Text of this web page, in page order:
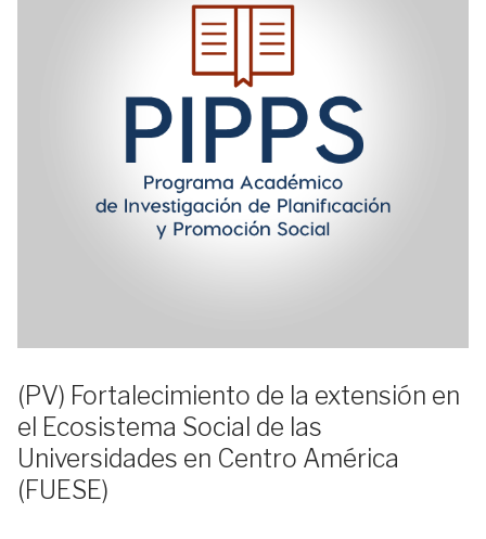
(PV) Fortalecimiento de la extensión en
el Ecosistema Social de las
Universidades en Centro América
(FUESE)